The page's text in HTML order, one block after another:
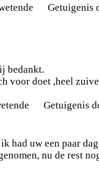
Getuigenis
bedankt.
voor doet ,heel
Getuigenis
had uw een paar
nu de rest